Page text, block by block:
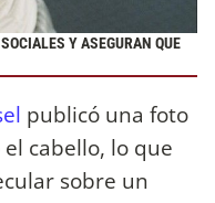
Y ASEGURAN QUE
publicó una foto
cabello, lo que
sobre un